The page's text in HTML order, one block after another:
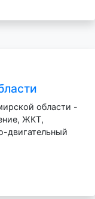
области -
ЖКТ,
двигательный